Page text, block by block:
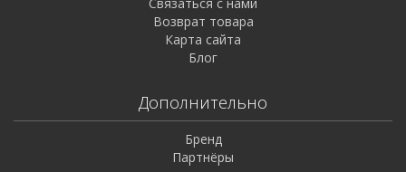
Возврат товара
Карта сайта
Блог
Дополнительно
Бренд
Партнёры